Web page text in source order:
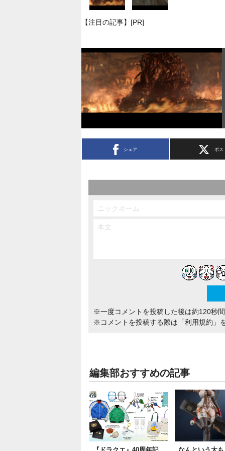
【注目の記事】[PR]
シェア ポス
※一度コメントを投稿した後は約120秒
※コメントを投稿する際は 「利用規約」
編集部おすすめの記事